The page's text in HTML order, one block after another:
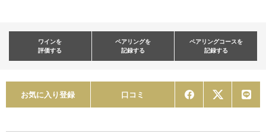
ワインを
評価する
ペアリングを
記録する
ペアリングコースを
記録する
お気に入り登録 口コミ